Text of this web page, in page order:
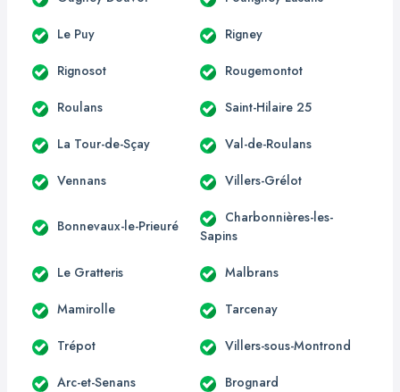
Le Puy Rigney
Rignosot Rougemontot
Roulans Saint-Hilaire 25
La Tour-de-Sçay Val-de-Roulans
Vennans Villers-Grélot
Bonnevaux-le-Prieuré
Charbonnières-les-
Sapins
Le Gratteris Malbrans
Mamirolle Tarcenay
Trépot Villers-sous-Montrond
Arc-et-Senans Brognard